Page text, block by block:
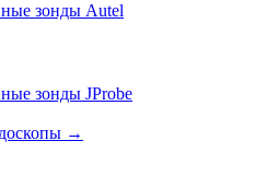
зонды Autel
зонды JProbe
→